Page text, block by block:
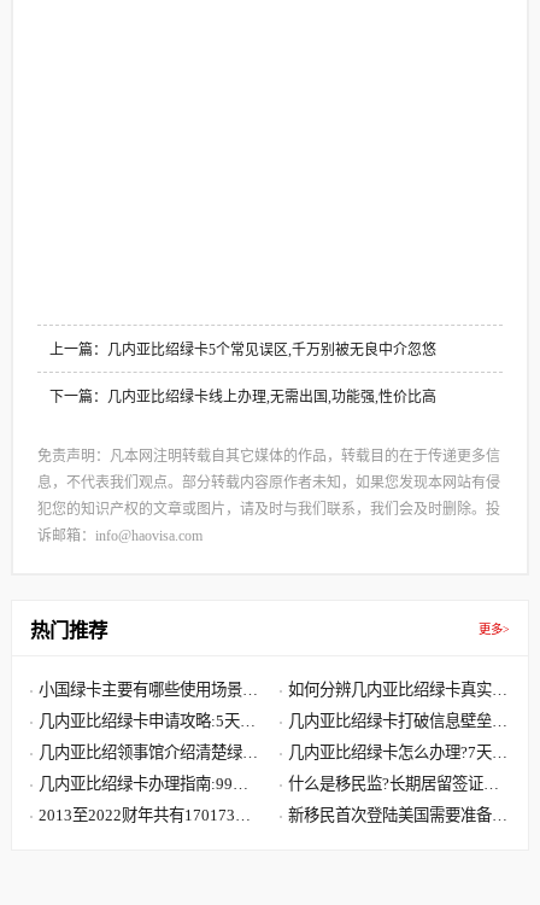
上一篇：几内亚比绍绿卡5个常见误区,千万别被无良中介忽悠
下一篇：几内亚比绍绿卡线上办理,无需出国,功能强,性价比高
免责声明：凡本网注明转载自其它媒体的作品，转载目的在于传递更多信
息，不代表我们观点。部分转载内容原作者未知，如果您发现本网站有侵
犯您的知识产权的文章或图片，请及时与我们联系，我们会及时删除。投
诉邮箱：info@haovisa.com
热门推荐 更多>
小国绿卡‌主要有哪些使用场景和
优势?
如何分辨几内亚比绍绿卡真实有
效?
几内亚比绍绿卡申请攻略:5天拿
绿卡,轻松读国际学校
几内亚比绍绿卡打破信息壁垒
助力孩子入读国际学校
几内亚比绍领事馆介绍清楚绿卡
如何在线验证真假?
几内亚比绍绿卡怎么办理?7天轻
松获取第三国永居身份
几内亚比绍绿卡办理指南:99%
的投资者都是被这三点优势吸引
什么是移民监?长期居留签证和
永久居留签证有什么区别?
2013至2022财年共有170173位
新移民首次登陆美国需要准备哪